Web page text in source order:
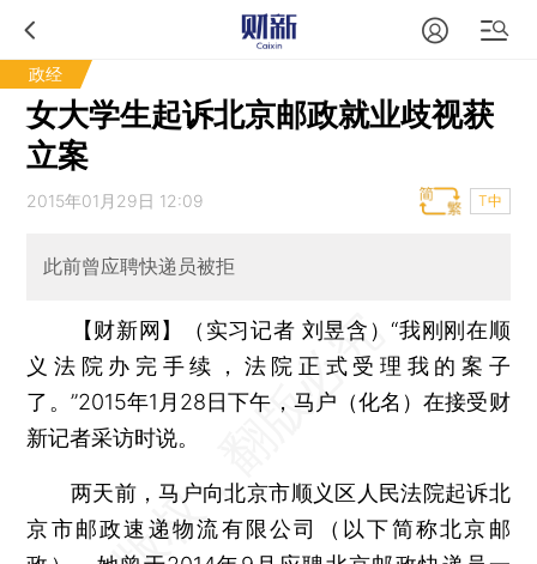
政经
女大学生起诉北京邮政就业歧视获
立案
2015年01月29日 12:09 T中
此前曾应聘快递员被拒
【财新网】（实习记者 刘昱含）“我刚刚在顺
义法院办完手续，法院正式受理我的案子
了。”2015年1月28日下午，马户（化名）在接受财
新记者采访时说。
两天前，马户向北京市顺义区人民法院起诉北
京市邮政速递物流有限公司（以下简称北京邮